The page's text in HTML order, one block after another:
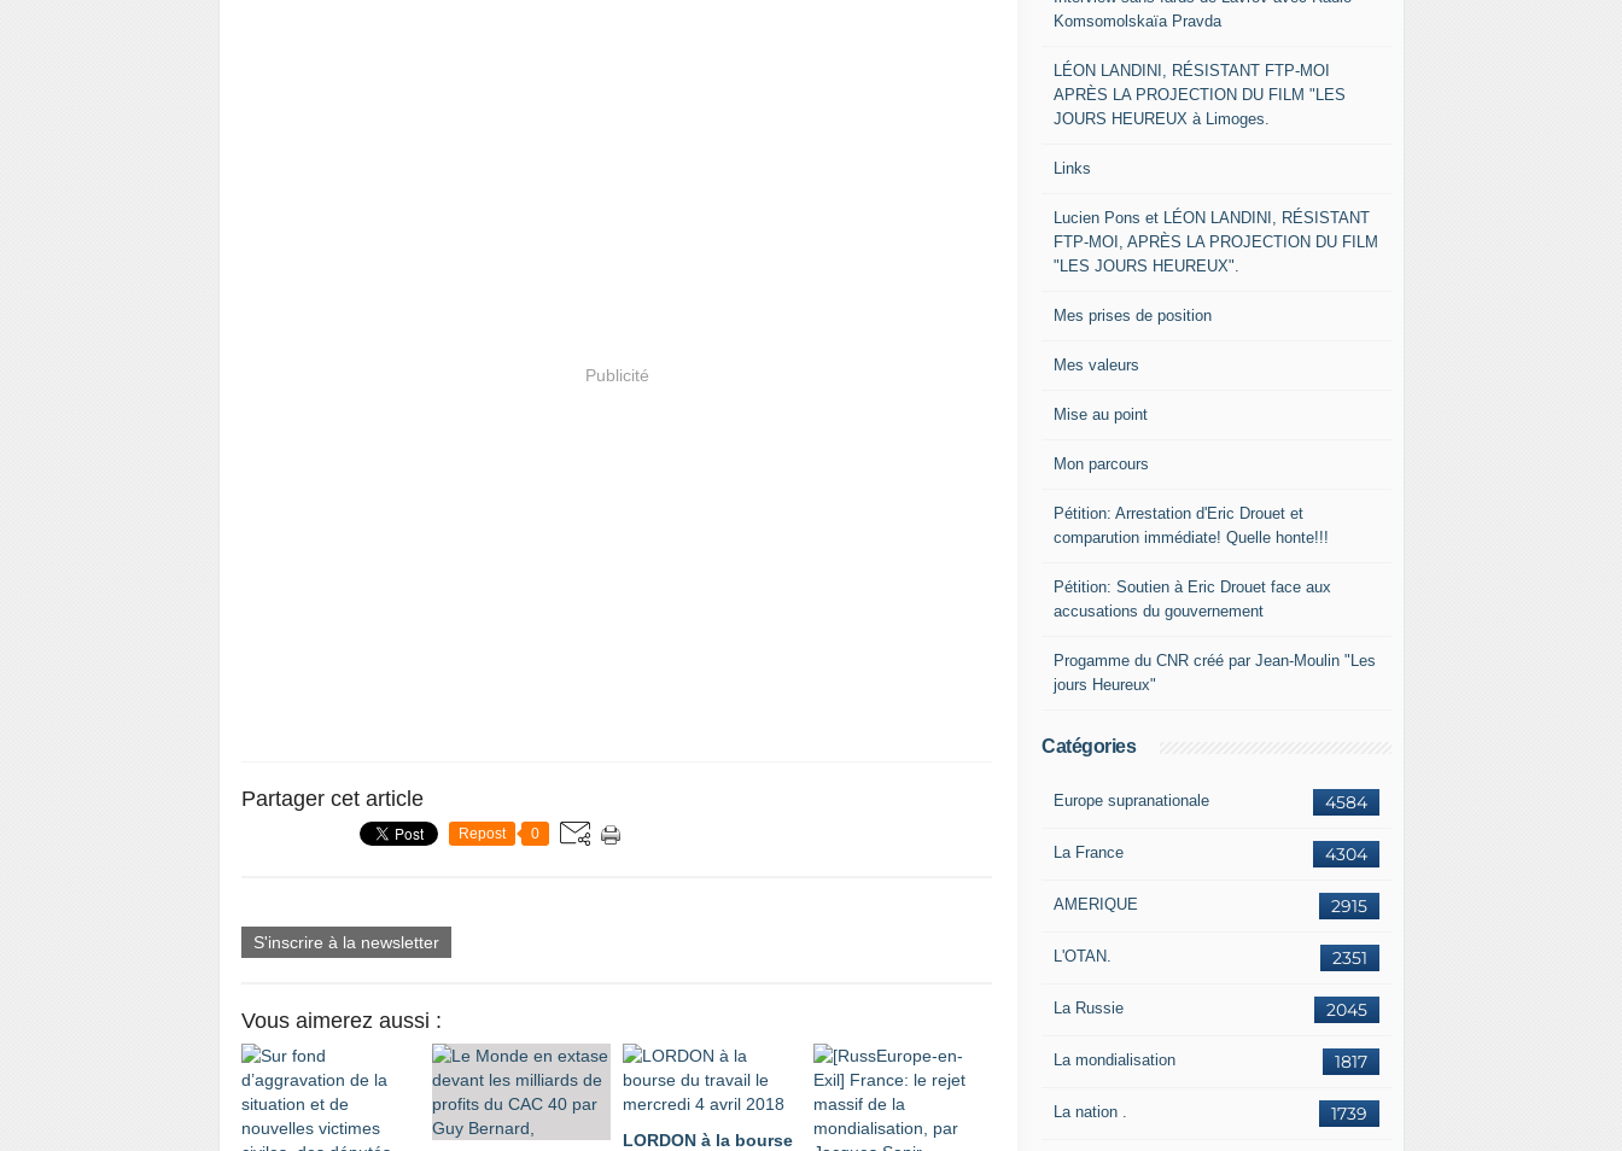
Publicité
Partager cet article
Repost 0
S'inscrire à la newsletter
Vous aimerez aussi :
LORDON à la bourse
Komsomolskaïa Pravda
LÉON LANDINI, RÉSISTANT FTP-MOI
APRÈS LA PROJECTION DU FILM "LES
JOURS HEUREUX à Limoges.
Links
Lucien Pons et LÉON LANDINI, RÉSISTANT
FTP-MOI, APRÈS LA PROJECTION DU FILM
"LES JOURS HEUREUX".
Mes prises de position
Mes valeurs
Mise au point
Mon parcours
Pétition: Arrestation d'Eric Drouet et
comparution immédiate! Quelle honte!!!
Pétition: Soutien à Eric Drouet face aux
accusations du gouvernement
Progamme du CNR créé par Jean-Moulin "Les
jours Heureux"
Catégories
4584
Europe supranationale
4304
La France
2915
AMERIQUE
2351
L'OTAN.
2045
La Russie
1817
La mondialisation
1739
La nation .